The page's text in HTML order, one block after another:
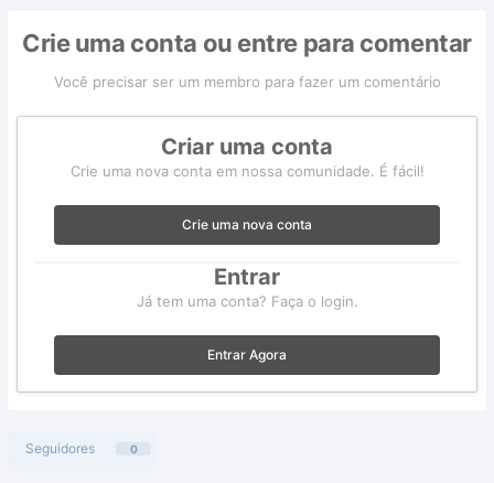
Crie uma conta ou entre para comentar
Você precisar ser um membro para fazer um comentário
Criar uma conta
Crie uma nova conta em nossa comunidade. É fácil!
Crie uma nova conta
Entrar
Já tem uma conta? Faça o login.
Entrar Agora
Seguidores 0